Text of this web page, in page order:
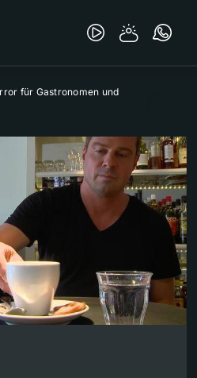
für Gastronomen und